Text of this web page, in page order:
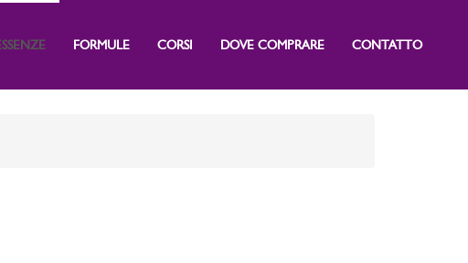
FORMULE CORSI DOVE COMPRARE CONTATTO